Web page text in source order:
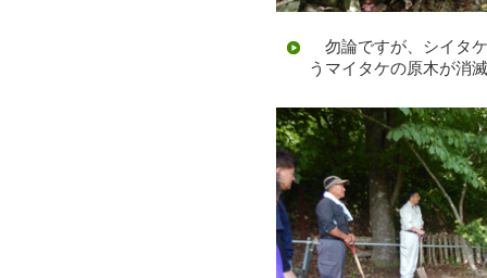
勿論ですが、シイタ
うマイタケの原木が消